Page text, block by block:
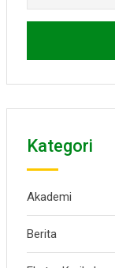
untuk:
Kategori
Akademi
Berita